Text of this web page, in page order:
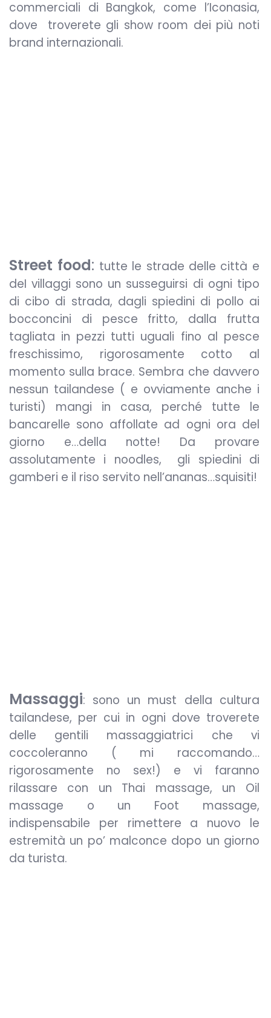
commerciali di Bangkok, come l’Iconasia,
dove troverete gli show room dei più noti
brand internazionali.
Street food: tutte le strade delle città e
deI villaggi sono un susseguirsi di ogni tipo
di cibo di strada, dagli spiedini di pollo ai
bocconcini di pesce fritto, dalla frutta
tagliata in pezzi tutti uguali fino al pesce
freschissimo, rigorosamente cotto al
momento sulla brace. Sembra che davvero
nessun tailandese ( e ovviamente anche i
turisti) mangi in casa, perché tutte le
bancarelle sono affollate ad ogni ora del
giorno e…della notte! Da provare
assolutamente i noodles, gli spiedini di
gamberi e il riso servito nell’ananas…squisiti!
Massaggi: sono un must della cultura
tailandese, per cui in ogni dove troverete
delle gentili massaggiatrici che vi
coccoleranno ( mi raccomando…
rigorosamente no sex!) e vi faranno
rilassare con un Thai massage, un Oil
massage o un Foot massage,
indispensabile per rimettere a nuovo le
estremità un po’ malconce dopo un giorno
da turista.